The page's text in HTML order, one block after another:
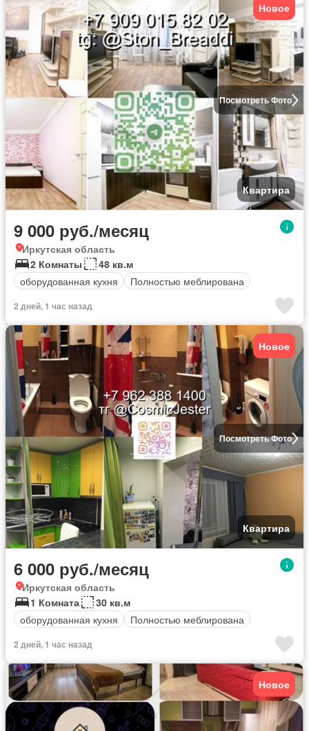
Посмотреть Фото
Новое
Квартира
9 000 руб./месяц
Иркутская область
2 Комнаты
48 кв.м
оборудованная кухня
Полностью меблирована
2 дней, 1 час назад
Посмотреть Фото
Новое
Квартира
6 000 руб./месяц
Иркутская область
1 Комната
30 кв.м
оборудованная кухня
Полностью меблирована
2 дней, 1 час назад
Новое